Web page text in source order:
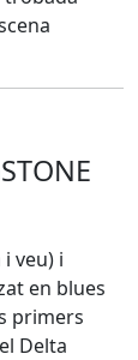
veu) i
en blues
primers
Delta